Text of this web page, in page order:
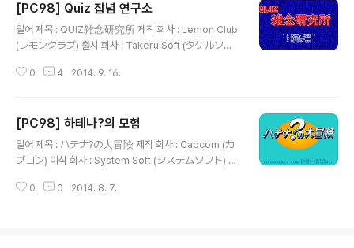
[PC98] Quiz 잡념 연구소
일어 제목 : QUIZ雑念研究所 제작 회사 : Lemon Club
(レモンクラブ) 출시 회사 : Takeru Soft (タケルソフ
게임 설명 ( 미소녀전사 세일러문에서 미즈노 아미의 생일
를 통과하면 다음 스테이지로 이동하는 방식의 퀴즈 게임
으로 스테이지 6까지 있는 일반 모드와 스테이지 4까지 있
지만 스테이지를 통과할 때마다 미소녀의 야한 그림이 등
지에 따라서 장르 선택 여부가 다르고 4번 이상 오답을 내
0 4 2014. 9. 16.
[PC98] 하테나?의 모험
일어 제목 : ハテナ?の大冒険 제작 회사 : Capcom (カ
プコン) 이식 회사 : System Soft (システムソフト) 출
디자인, 원화 : 杉本譲司 (すぎもと まさかず) 음악 : 高
0 0 2014. 8. 7.